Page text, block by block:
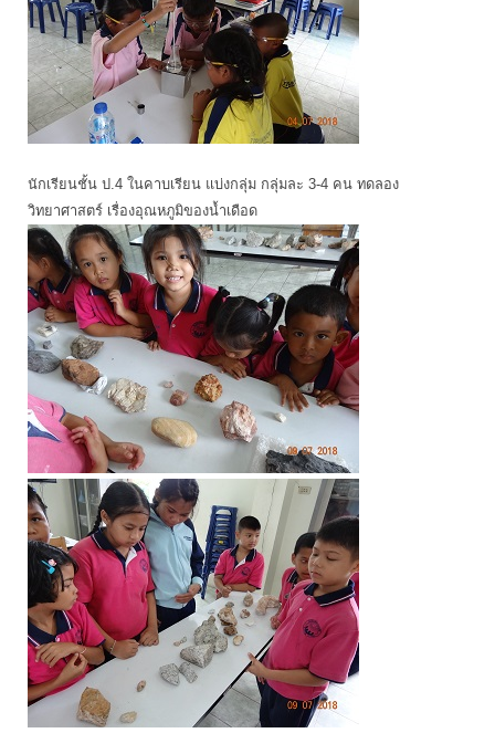
นักเรียนชั้น ป.4 ในคาบเรียน แบ่งกลุ่ม กลุ่มละ 3-4 คน ทดลอง
วิทยาศาสตร์ เรื่องอุณหภูมิของน้ำเดือด